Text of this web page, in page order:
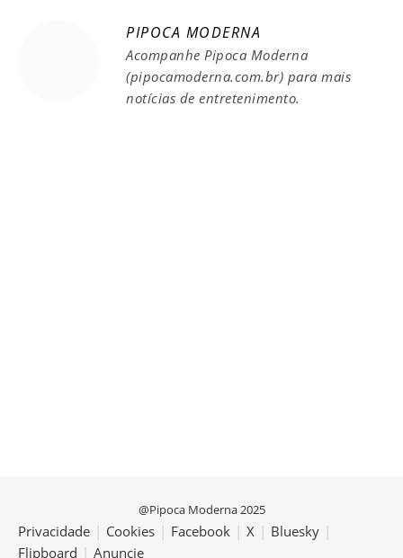
PIPOCA MODERNA
Acompanhe Pipoca Moderna
(pipocamoderna.com.br) para mais
notícias de entretenimento.
@Pipoca Moderna 2025
Privacidade | Cookies | Facebook | X | Bluesky |
Flipboard | Anuncie